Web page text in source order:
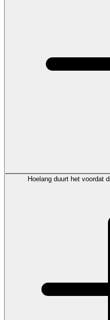
Hoelang duurt het voordat